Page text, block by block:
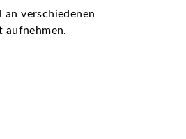
verschiedenen
aufnehmen.